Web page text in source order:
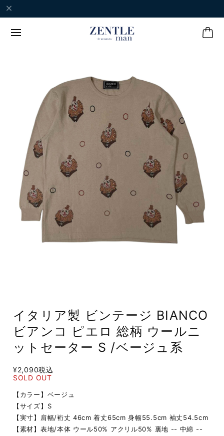
イタリア製 ビンテージ BIANCO
ビアンコ ピエロ 総柄 ウールニ
ットセーター S /ベージュ系
¥2,090税込
SOLD OUT
【カラー】ベージュ
【サイズ】S
【実寸】肩幅/裄丈 46cm 着丈65cm 身幅55.5cm 袖丈54.5cm
【素材】表地/本体 ウール50% アクリル50% 裏地 -- 中綿 --